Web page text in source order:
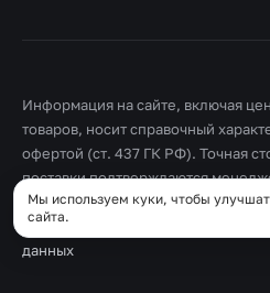
Информация на сайте, включая
товаров, носит справочный
офертой (ст. 437 ГК РФ). Точная
поставки подтверждаются
счетом. Товарные знаки
Правовая информация
Согласие
данных
Мы используем куки, чтобы
сайта.